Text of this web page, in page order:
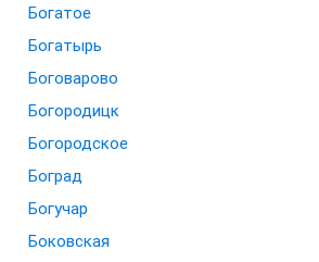
Богатое
Богатырь
Боговарово
Богородицк
Богородское
Боград
Богучар
Боковская